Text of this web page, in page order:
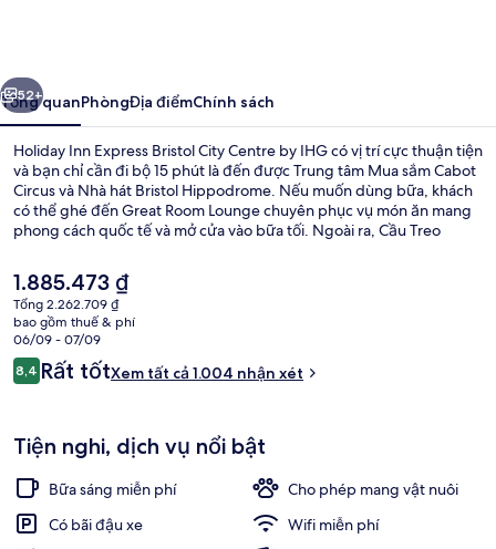
City
Centre
by
IHG
Tiếp
52+
Tổng quanPhòngĐịa điểmChính sách
Holiday Inn Express Bristol City Centre by IHG có vị trí cực thuận tiện
và bạn chỉ cần đi bộ 15 phút là đến được Trung tâm Mua sắm Cabot
Circus và Nhà hát Bristol Hippodrome. Nếu muốn dùng bữa, khách
có thể ghé đến Great Room Lounge chuyên phục vụ món ăn mang
phong cách quốc tế và mở cửa vào bữa tối. Ngoài ra, Cầu Treo
đi xe ngắn. Nhân viên nhiệt tình và địa điểm là những điều được du
khách đánh giá cao.
Giá
hiện
tại
là
1.885.473 ₫
1.885.473 ₫
Tổng 2.262.709 ₫
bao gồm thuế & phí
06/09 - 07/09
Nhận
xét
8,48,4 trên 10,
Rất tốtXem tất cả 1.004 nhận xét
Tiện nghi, dịch vụ nổi bật
Bữa sáng miễn phí
Cho phép mang vật nuôi
Có bãi đậu xe
Wifi miễn phí